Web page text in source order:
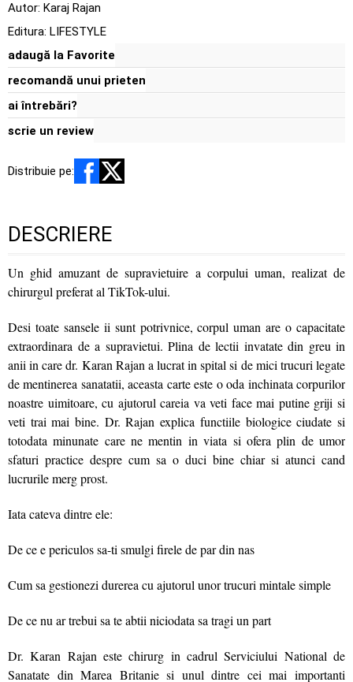
Autor: Karaj Rajan
Editura: LIFESTYLE
adaugă la Favorite
recomandă unui prieten
ai întrebări?
scrie un review
Distribuie pe:
DESCRIERE
Un ghid amuzant de supravietuire a corpului uman, realizat de
chirurgul preferat al TikTok-ului.
Desi toate sansele ii sunt potrivnice, corpul uman are o capacitate
extraordinara de a supravietui. Plina de lectii invatate din greu in
anii in care dr. Karan Rajan a lucrat in spital si de mici trucuri legate
de mentinerea sanatatii, aceasta carte este o oda inchinata corpurilor
noastre uimitoare, cu ajutorul careia va veti face mai putine griji si
veti trai mai bine. Dr. Rajan explica functiile biologice ciudate si
totodata minunate care ne mentin in viata si ofera plin de umor
sfaturi practice despre cum sa o duci bine chiar si atunci cand
lucrurile merg prost.
Iata cateva dintre ele:
De ce e periculos sa-ti smulgi firele de par din nas
Cum sa gestionezi durerea cu ajutorul unor trucuri mintale simple
De ce nu ar trebui sa te abtii niciodata sa tragi un part
Dr. Karan Rajan este chirurg in cadrul Serviciului National de
Sanatate din Marea Britanie si unul dintre cei mai importanti